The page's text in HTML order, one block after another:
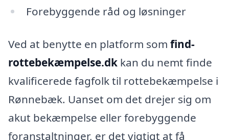
Forebyggende råd og løsninger
Ved at benytte en platform som find-
rottebekæmpelse.dk kan du nemt finde
kvalificerede fagfolk til rottebekæmpelse i
Rønnebæk. Uanset om det drejer sig om
akut bekæmpelse eller forebyggende
foranstaltninger, er det vigtigt at få